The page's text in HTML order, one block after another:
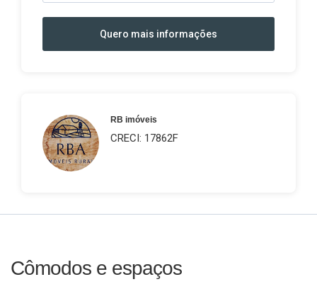
Quero mais informações
RB imóveis
CRECI: 17862F
Cômodos e espaços